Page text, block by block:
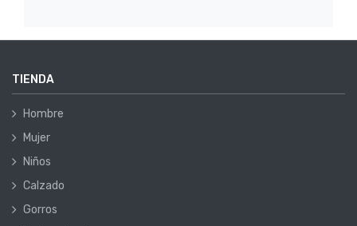
TIENDA
Hombre
Mujer
Niños
Calzado
Gorros